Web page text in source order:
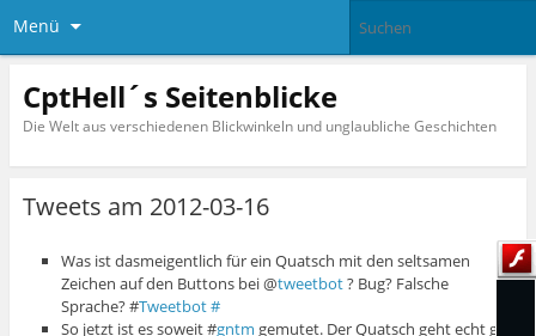
Menü
CptHell´s Seitenblicke
Die Welt aus verschiedenen Blickwinkeln und unglaubliche Geschichten
Tweets am 2012-03-16
Was ist dasmeigentlich für ein Quatsch mit den seltsamen
Zeichen auf den Buttons bei @tweetbot? Bug? Falsche
Sprache? #Tweetbot#
So jetzt ist es soweit #gntm gemutet. Der Quatsch geht echt gar